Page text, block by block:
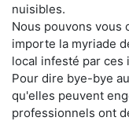
nuisibles.
Nous pouvons vous
importe la myriade
local infesté par ces
Pour dire bye-bye
qu'elles peuvent
professionnels ont